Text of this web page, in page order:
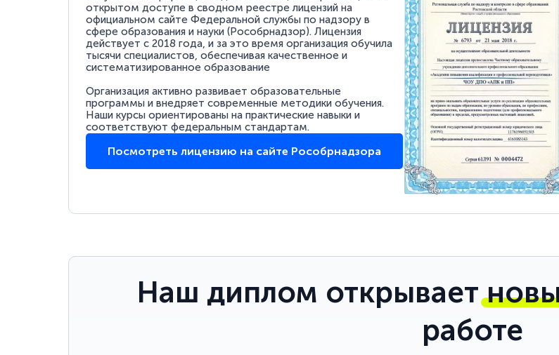
открытом доступе в сводном реестре лицензий на
официальном сайте Федеральной службы по надзору в
сфере образования и науки (Рособрнадзор). Лицензия
действует с 2018 года, и за это время организация обучила
тысячи специалистов, обеспечивая качественное и
систематизированное образование
Организация активно развивает образовательные
программы и внедряет современные методики обучения.
Наши курсы ориентированы на практические навыки и
соответствуют федеральным стандартам.
Посмотреть лицензию на сайте Рособрнадзора
Наш диплом открывает
работе